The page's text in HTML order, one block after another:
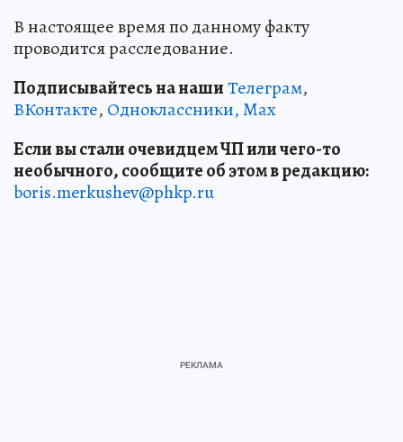
В настоящее время по данному факту
проводится расследование.
Подписывайтесь на нашиТелеграм,
ВКонтакте, Одноклассники,Max
Если вы стали очевидцем ЧП или чего-то
необычного, сообщите об этом в редакцию:
boris.merkushev@phkp.ru